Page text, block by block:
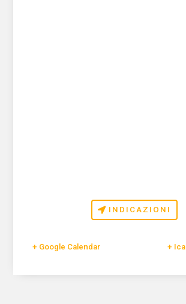
INDICAZIONI
+ Google Calendar + Ical